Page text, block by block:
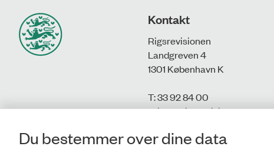
Kontakt
Rigsrevisionen
Landgreven 4
1301 København K
T: 33 92 84 00
E:info@rigsrevisionen.dk
Du bestemmer over dine data